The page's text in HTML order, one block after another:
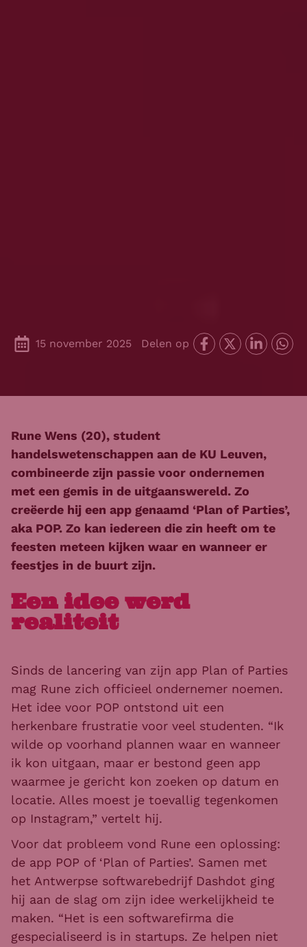
15 november 2025 Delen op
Rune Wens (20), student
handelswetenschappen aan de KU Leuven,
combineerde zijn passie voor ondernemen
met een gemis in de uitgaanswereld. Zo
creëerde hij een app genaamd ‘Plan of Parties’,
aka POP. Zo kan iedereen die zin heeft om te
feesten meteen kijken waar en wanneer er
feestjes in de buurt zijn.
Een idee werd
realiteit
Sinds de lancering van zijn app Plan of Parties
mag Rune zich officieel ondernemer noemen.
Het idee voor POP ontstond uit een
herkenbare frustratie voor veel studenten. “Ik
wilde op voorhand plannen waar en wanneer
ik kon uitgaan, maar er bestond geen app
waarmee je gericht kon zoeken op datum en
locatie. Alles moest je toevallig tegenkomen
op Instagram,” vertelt hij.
Voor dat probleem vond Rune een oplossing:
de app POP of ‘Plan of Parties’. Samen met
het Antwerpse softwarebedrijf Dashdot ging
hij aan de slag om zijn idee werkelijkheid te
maken. “Het is een softwarefirma die
gespecialiseerd is in startups. Ze helpen niet